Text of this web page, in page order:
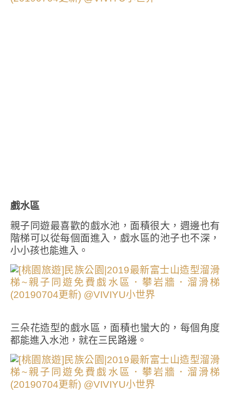
戲水區
親子同遊最喜歡的戲水池，面積很大，週邊也有
階梯可以從每個面進入，戲水區的池子也不深，
小小孩也能進入。
三朵花造型的戲水區，面積也蠻大的，每個角度
都能進入水池，就在三民路邊。